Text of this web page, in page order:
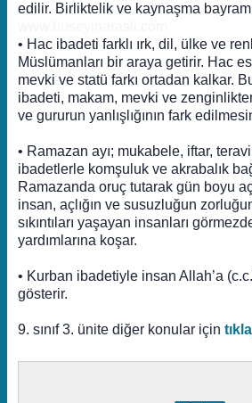
edilir. Birliktelik ve kaynaşma
• Hac ibadeti farklı ırk, dil, ülke ve
Müslümanları bir araya getirir. Hac
mevki ve statü farkı ortadan kalkar.
ibadeti, makam, mevki ve
ve gururun yanlışlığının fark
• Ramazan ayı; mukabele, iftar,
ibadetlerle komşuluk ve akrabalık
Ramazanda oruç tutarak gün boyu
insan, açlığın ve susuzluğun
sıkıntıları yaşayan insanları
yardımlarına koşar.
• Kurban ibadetiyle insan Allah’a
gösterir.
9. sınıf 3. ünite diğer konular için